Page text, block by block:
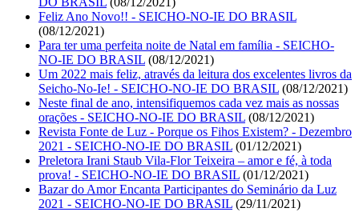
Feliz Ano Novo!! - SEICHO-NO-IE DO BRASIL
(08/12/2021)
Para ter uma perfeita noite de Natal em família - SEICHO-
NO-IE DO BRASIL (08/12/2021)
Um 2022 mais feliz, através da leitura dos excelentes livros da
Seicho-No-Ie! - SEICHO-NO-IE DO BRASIL (08/12/2021)
Neste final de ano, intensifiquemos cada vez mais as nossas
orações - SEICHO-NO-IE DO BRASIL (08/12/2021)
Revista Fonte de Luz - Porque os Fihos Existem? - Dezembro
2021 - SEICHO-NO-IE DO BRASIL (01/12/2021)
Preletora Irani Staub Vila-Flor Teixeira – amor e fé, à toda
prova! - SEICHO-NO-IE DO BRASIL (01/12/2021)
Bazar do Amor Encanta Participantes do Seminário da Luz
2021 - SEICHO-NO-IE DO BRASIL (29/11/2021)